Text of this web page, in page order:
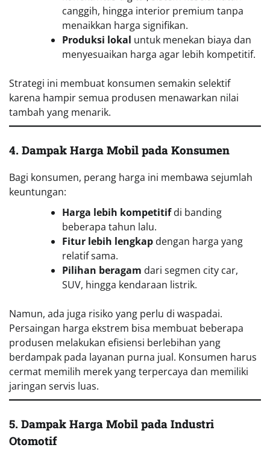
canggih, hingga interior premium tanpa
menaikkan harga signifikan.
Produksi lokal untuk menekan biaya dan
menyesuaikan harga agar lebih kompetitif.
Strategi ini membuat konsumen semakin selektif
karena hampir semua produsen menawarkan nilai
tambah yang menarik.
4. Dampak Harga Mobil pada Konsumen
Bagi konsumen, perang harga ini membawa sejumlah
keuntungan:
Harga lebih kompetitifdi banding
beberapa tahun lalu.
Fitur lebih lengkap dengan harga yang
relatif sama.
Pilihan beragam dari segmen city car,
SUV, hingga kendaraan listrik.
Namun, ada juga risiko yang perlu di waspadai.
Persaingan harga ekstrem bisa membuat beberapa
produsen melakukan efisiensi berlebihan yang
berdampak pada layanan purna jual. Konsumen harus
cermat memilih merek yang terpercaya dan memiliki
jaringan servis luas.
5. Dampak Harga Mobil pada Industri
Otomotif